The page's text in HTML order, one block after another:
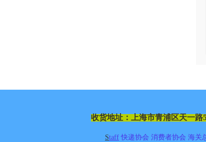
收货地址： 上海市青浦区天一路
Staff 快递协会 消费者协会 海关